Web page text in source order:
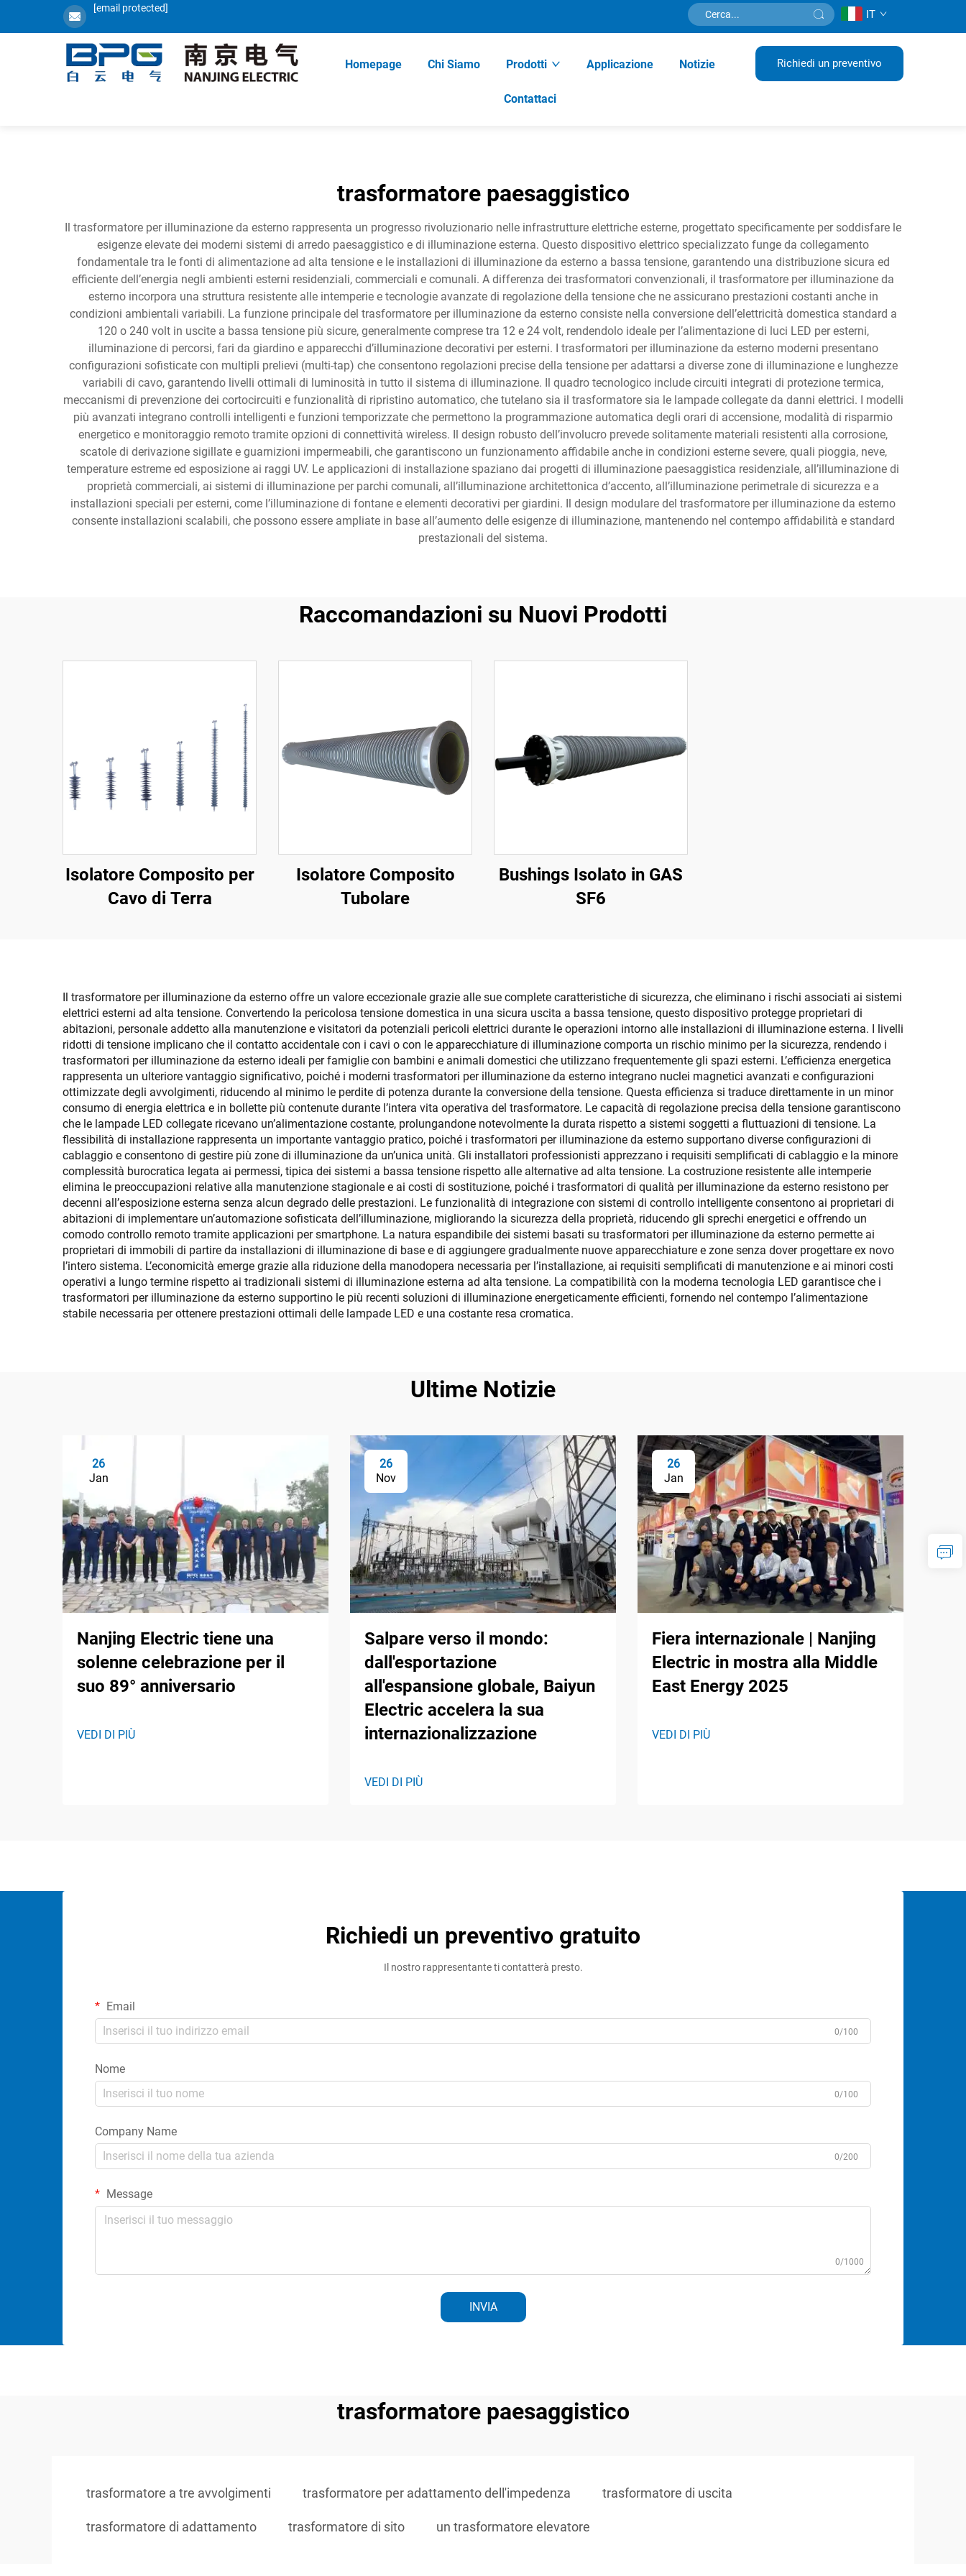
[email protected] IT
Homepage Chi Siamo Prodotti Applicazione Notizie
Contattaci
Richiedi un preventivo
trasformatore paesaggistico
Il trasformatore per illuminazione da esterno rappresenta un progresso rivoluzionario nelle infrastrutture elettriche esterne, progettato specificamente per soddisfare le
esigenze elevate dei moderni sistemi di arredo paesaggistico e di illuminazione esterna. Questo dispositivo elettrico specializzato funge da collegamento
fondamentale tra le fonti di alimentazione ad alta tensione e le installazioni di illuminazione da esterno a bassa tensione, garantendo una distribuzione sicura ed
efficiente dell’energia negli ambienti esterni residenziali, commerciali e comunali. A differenza dei trasformatori convenzionali, il trasformatore per illuminazione da
esterno incorpora una struttura resistente alle intemperie e tecnologie avanzate di regolazione della tensione che ne assicurano prestazioni costanti anche in
condizioni ambientali variabili. La funzione principale del trasformatore per illuminazione da esterno consiste nella conversione dell’elettricità domestica standard a
120 o 240 volt in uscite a bassa tensione più sicure, generalmente comprese tra 12 e 24 volt, rendendolo ideale per l’alimentazione di luci LED per esterni,
illuminazione di percorsi, fari da giardino e apparecchi d’illuminazione decorativi per esterni. I trasformatori per illuminazione da esterno moderni presentano
configurazioni sofisticate con multipli prelievi (multi-tap) che consentono regolazioni precise della tensione per adattarsi a diverse zone di illuminazione e lunghezze
variabili di cavo, garantendo livelli ottimali di luminosità in tutto il sistema di illuminazione. Il quadro tecnologico include circuiti integrati di protezione termica,
meccanismi di prevenzione dei cortocircuiti e funzionalità di ripristino automatico, che tutelano sia il trasformatore sia le lampade collegate da danni elettrici. I modelli
più avanzati integrano controlli intelligenti e funzioni temporizzate che permettono la programmazione automatica degli orari di accensione, modalità di risparmio
energetico e monitoraggio remoto tramite opzioni di connettività wireless. Il design robusto dell’involucro prevede solitamente materiali resistenti alla corrosione,
scatole di derivazione sigillate e guarnizioni impermeabili, che garantiscono un funzionamento affidabile anche in condizioni esterne severe, quali pioggia, neve,
temperature estreme ed esposizione ai raggi UV. Le applicazioni di installazione spaziano dai progetti di illuminazione paesaggistica residenziale, all’illuminazione di
proprietà commerciali, ai sistemi di illuminazione per parchi comunali, all’illuminazione architettonica d’accento, all’illuminazione perimetrale di sicurezza e a
installazioni speciali per esterni, come l’illuminazione di fontane e elementi decorativi per giardini. Il design modulare del trasformatore per illuminazione da esterno
consente installazioni scalabili, che possono essere ampliate in base all’aumento delle esigenze di illuminazione, mantenendo nel contempo affidabilità e standard
prestazionali del sistema.
Raccomandazioni su Nuovi Prodotti
Isolatore Composito per
Cavo di Terra
Isolatore Composito
Tubolare
Bushings Isolato in GAS
SF6
Il trasformatore per illuminazione da esterno offre un valore eccezionale grazie alle sue complete caratteristiche di sicurezza, che eliminano i rischi associati ai sistemi
elettrici esterni ad alta tensione. Convertendo la pericolosa tensione domestica in una sicura uscita a bassa tensione, questo dispositivo protegge proprietari di
abitazioni, personale addetto alla manutenzione e visitatori da potenziali pericoli elettrici durante le operazioni intorno alle installazioni di illuminazione esterna. I livelli
ridotti di tensione implicano che il contatto accidentale con i cavi o con le apparecchiature di illuminazione comporta un rischio minimo per la sicurezza, rendendo i
trasformatori per illuminazione da esterno ideali per famiglie con bambini e animali domestici che utilizzano frequentemente gli spazi esterni. L’efficienza energetica
rappresenta un ulteriore vantaggio significativo, poiché i moderni trasformatori per illuminazione da esterno integrano nuclei magnetici avanzati e configurazioni
ottimizzate degli avvolgimenti, riducendo al minimo le perdite di potenza durante la conversione della tensione. Questa efficienza si traduce direttamente in un minor
consumo di energia elettrica e in bollette più contenute durante l’intera vita operativa del trasformatore. Le capacità di regolazione precisa della tensione garantiscono
che le lampade LED collegate ricevano un’alimentazione costante, prolungandone notevolmente la durata rispetto a sistemi soggetti a fluttuazioni di tensione. La
flessibilità di installazione rappresenta un importante vantaggio pratico, poiché i trasformatori per illuminazione da esterno supportano diverse configurazioni di
cablaggio e consentono di gestire più zone di illuminazione da un’unica unità. Gli installatori professionisti apprezzano i requisiti semplificati di cablaggio e la minore
complessità burocratica legata ai permessi, tipica dei sistemi a bassa tensione rispetto alle alternative ad alta tensione. La costruzione resistente alle intemperie
elimina le preoccupazioni relative alla manutenzione stagionale e ai costi di sostituzione, poiché i trasformatori di qualità per illuminazione da esterno resistono per
decenni all’esposizione esterna senza alcun degrado delle prestazioni. Le funzionalità di integrazione con sistemi di controllo intelligente consentono ai proprietari di
abitazioni di implementare un’automazione sofisticata dell’illuminazione, migliorando la sicurezza della proprietà, riducendo gli sprechi energetici e offrendo un
comodo controllo remoto tramite applicazioni per smartphone. La natura espandibile dei sistemi basati su trasformatori per illuminazione da esterno permette ai
proprietari di immobili di partire da installazioni di illuminazione di base e di aggiungere gradualmente nuove apparecchiature e zone senza dover progettare ex novo
l’intero sistema. L’economicità emerge grazie alla riduzione della manodopera necessaria per l’installazione, ai requisiti semplificati di manutenzione e ai minori costi
operativi a lungo termine rispetto ai tradizionali sistemi di illuminazione esterna ad alta tensione. La compatibilità con la moderna tecnologia LED garantisce che i
trasformatori per illuminazione da esterno supportino le più recenti soluzioni di illuminazione energeticamente efficienti, fornendo nel contempo l’alimentazione
stabile necessaria per ottenere prestazioni ottimali delle lampade LED e una costante resa cromatica.
Ultime Notizie
26
Jan
Nanjing Electric tiene una
solenne celebrazione per il
suo 89° anniversario
VEDI DI PIÙ
26
Nov
Salpare verso il mondo:
dall'esportazione
all'espansione globale, Baiyun
Electric accelera la sua
internazionalizzazione
VEDI DI PIÙ
26
Jan
Fiera internazionale | Nanjing
Electric in mostra alla Middle
East Energy 2025
VEDI DI PIÙ
Richiedi un preventivo gratuito
Il nostro rappresentante ti contatterà presto.
Email
0/100
Nome
0/100
Company Name
0/200
Message
0/1000
INVIA
trasformatore paesaggistico
trasformatore a tre avvolgimenti trasformatore per adattamento dell'impedenza trasformatore di uscita
trasformatore di adattamento trasformatore di sito un trasformatore elevatore